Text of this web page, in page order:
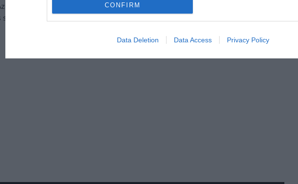
CONFIRM
Data Deletion Data Access Privacy Policy
élet ritmusát a víz csobogása, a kalapácsok csattanása és a vonatok zakatolása
szimfóniája ez.